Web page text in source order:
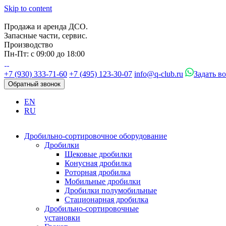
Skip to content
Продажа и аренда ДСО.
Запасные части, сервис.
Производство
Пн-Пт: с 09:00 до 18:00
+7 (930) 333-71-60 +7 (495) 123-30-07 info@q-club.ru Задать
Обратный звонок
EN
RU
Дробильно-сортировочное оборудование
Дробилки
Щековые дробилки
Конусная дробилка
Роторная дробилка
Мобильные дробилки
Дробилки полумобильные
Стационарная дробилка
Дробильно-сортировочные
установки